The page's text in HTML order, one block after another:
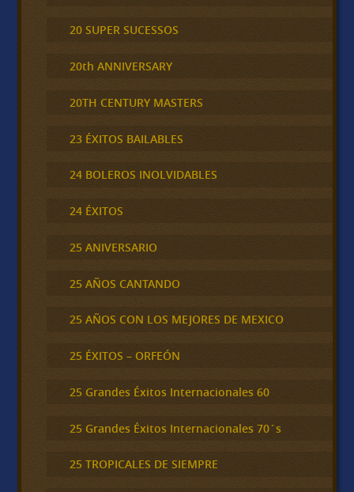
20 SUPER SUCESSOS
20th ANNIVERSARY
20TH CENTURY MASTERS
23 ÉXITOS BAILABLES
24 BOLEROS INOLVIDABLES
24 ÉXITOS
25 ANIVERSARIO
25 AÑOS CANTANDO
25 AÑOS CON LOS MEJORES DE MEXICO
25 ÉXITOS – ORFEÓN
25 Grandes Éxitos Internacionales 60
25 Grandes Éxitos Internacionales 70´s
25 TROPICALES DE SIEMPRE